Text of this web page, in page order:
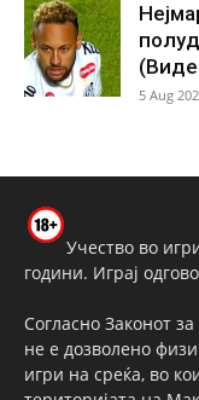
5 Aug
Учество во
години. Играј
Согласно Законот
не е дозволено
игри на среќа, во